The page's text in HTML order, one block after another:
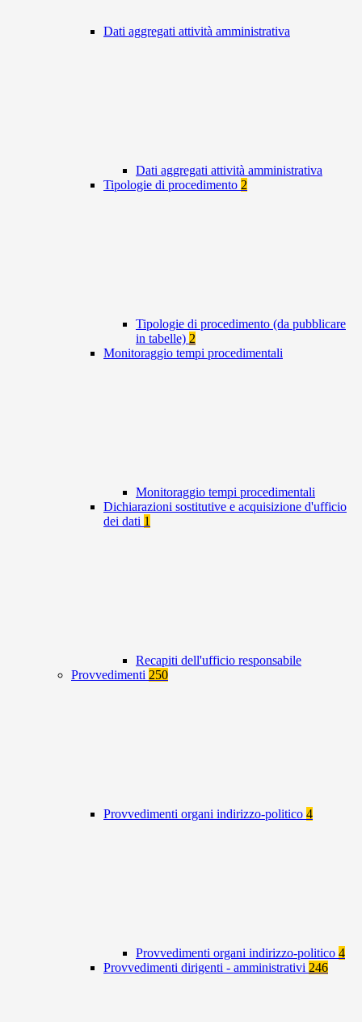
Dati aggregati attività amministrativa
Dati aggregati attività amministrativa
Tipologie di procedimento 2
Tipologie di procedimento (da pubblicare
in tabelle) 2
Monitoraggio tempi procedimentali
Monitoraggio tempi procedimentali
Dichiarazioni sostitutive e acquisizione d'ufficio
dei dati 1
Recapiti dell'ufficio responsabile
Provvedimenti 250
Provvedimenti organi indirizzo-politico 4
Provvedimenti organi indirizzo-politico 4
Provvedimenti dirigenti - amministrativi 246